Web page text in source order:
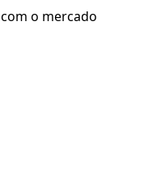
o mercado